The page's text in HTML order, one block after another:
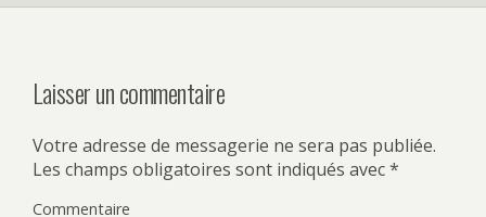
Laisser un commentaire
Votre adresse de messagerie ne sera pas publiée.
Les champs obligatoires sont indiqués avec*
Commentaire